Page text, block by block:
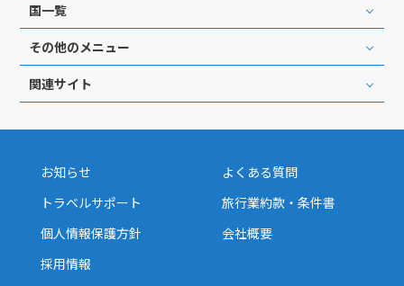
国一覧
その他のメニュー
関連サイト
お知らせ
よくある質問
トラベルサポート
旅行業約款・条件書
個人情報保護方針
会社概要
採用情報